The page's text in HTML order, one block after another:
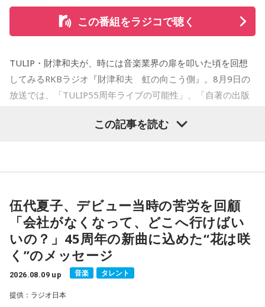
を連載。
2007年12月、初の週刊連載作品『宇宙兄弟』連載開始。同作
講談社漫画賞一般部門、2014年 手塚治虫文化賞読者賞を受
賞。TVアニメ、実写映画等、多くのメディアミックスを果た
す大ヒット作品となり2026年6月完結。
■放送日時：2026年8月16日（日） 19時～20時
■パーソナリティ：吉田尚記
■ゲスト：小山宙哉
■メールアドレス：manga@1242.com
■公式Xアカウント：@MANGARADIO1242
■ハッシュタグ：#マンガのラジオ
■番組HP：https://manga-no-radio.com/
この番組をラジコで聴く
TULIP・財津和夫が、時には音楽業界の扉を叩いた頃を回想
してみるRKBラジオ『財津和夫 虹の向こう側』。8月9日の
放送では、「TULIP55周年ライブの可能性」、「自著の出版
た古今のトピックスが盛りだくさんです。
この記事を読む
伍代夏子、デビュー当時の苦労を回顧
「会社がなくなって、どこへ行けばい
いの？」45周年の新曲に込めた“花は咲
く”のメッセージ
2026.08.09 up 音楽 タレント
提供：ラジオ日本